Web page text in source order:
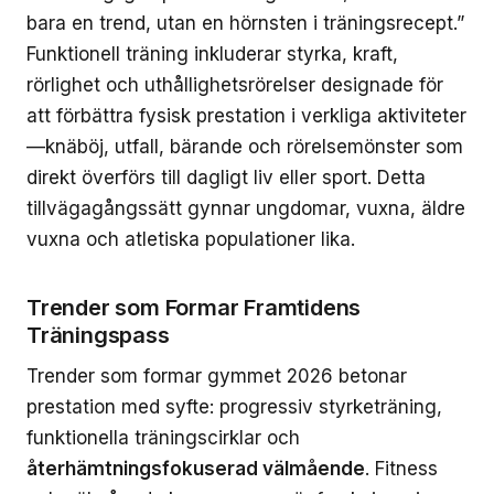
bara en trend, utan en hörnsten i träningsrecept.”
Funktionell träning inkluderar styrka, kraft,
rörlighet och uthållighetsrörelser designade för
att förbättra fysisk prestation i verkliga aktiviteter
—knäböj, utfall, bärande och rörelsemönster som
direkt överförs till dagligt liv eller sport. Detta
tillvägagångssätt gynnar ungdomar, vuxna, äldre
vuxna och atletiska populationer lika.
Trender som Formar Framtidens
Träningspass
Trender som formar gymmet 2026 betonar
prestation med syfte: progressiv styrketräning,
funktionella träningscirklar och
återhämtningsfokuserad välmående. Fitness